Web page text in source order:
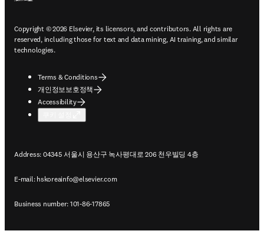
Copyright © 2026 Elsevier, its licensors, and contributors. All rights are
reserved, including those for text and data mining, AI training, and similar
technologies.
Terms & Conditions
개인정보보호정책
Accessibility
Address: 04345 서울시 용산구 녹사평대로 206 천우빌딩 4층
E-mail: hskoreainfo@elsevier.com
Business number: 101-86-17865